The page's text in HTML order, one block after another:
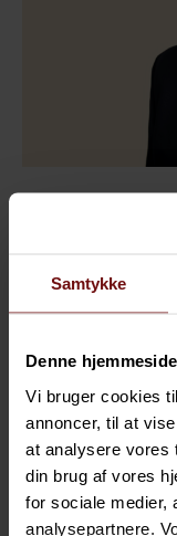
Samtykke
Denne
Vi bruger cookies
annoncer, til at
at analysere vores
din brug af vores
for sociale medier,
analysepartnere.
Country
Denmark